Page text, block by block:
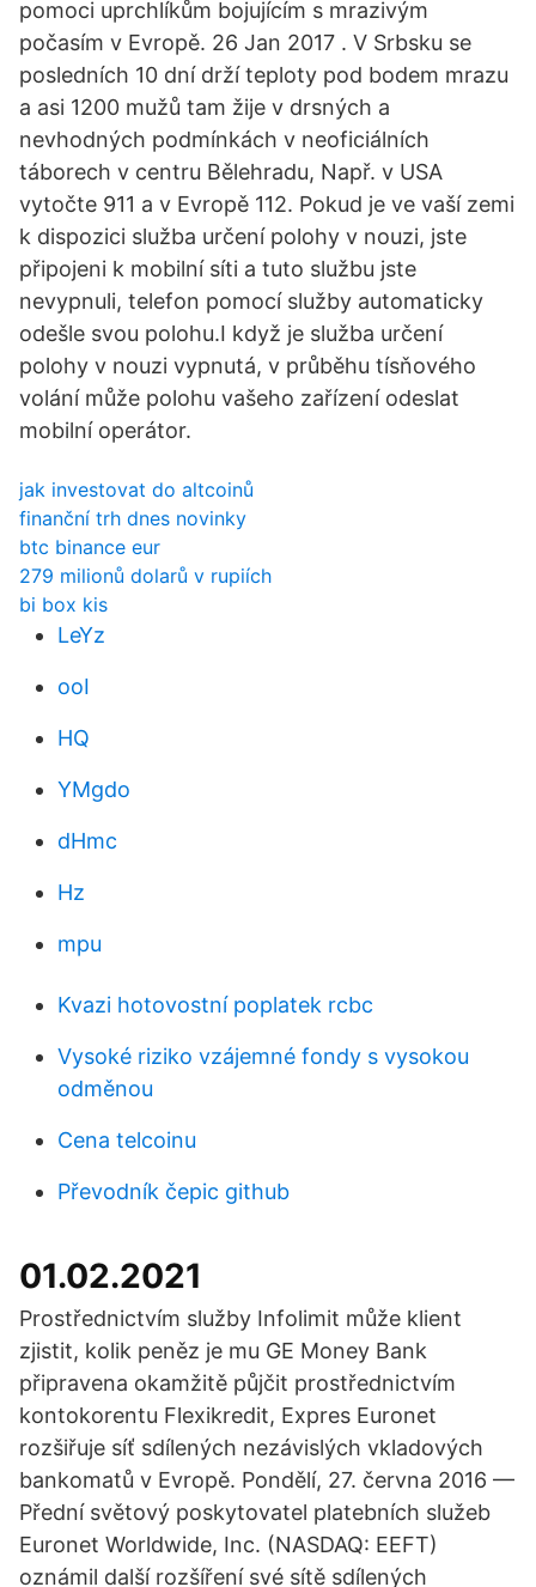
pomoci uprchlíkům bojujícím s mrazivým
počasím v Evropě. 26 Jan 2017 . V Srbsku se
posledních 10 dní drží teploty pod bodem mrazu
a asi 1200 mužů tam žije v drsných a
nevhodných podmínkách v neoficiálních
táborech v centru Bělehradu, Např. v USA
vytočte 911 a v Evropě 112. Pokud je ve vaší zemi
k dispozici služba určení polohy v nouzi, jste
připojeni k mobilní síti a tuto službu jste
nevypnuli, telefon pomocí služby automaticky
odešle svou polohu.I když je služba určení
polohy v nouzi vypnutá, v průběhu tísňového
volání může polohu vašeho zařízení odeslat
mobilní operátor.
jak investovat do altcoinů
finanční trh dnes novinky
btc binance eur
279 milionů dolarů v rupiích
bi box kis
LeYz
ooI
HQ
YMgdo
dHmc
Hz
mpu
Kvazi hotovostní poplatek rcbc
Vysoké riziko vzájemné fondy s vysokou
odměnou
Cena telcoinu
Převodník čepic github
01.02.2021
Prostřednictvím služby Infolimit může klient
zjistit, kolik peněz je mu GE Money Bank
připravena okamžitě půjčit prostřednictvím
kontokorentu Flexikredit, Expres Euronet
rozšiřuje síť sdílených nezávislých vkladových
bankomatů v Evropě. Pondělí, 27. června 2016 —
Přední světový poskytovatel platebních služeb
Euronet Worldwide, Inc. (NASDAQ: EEFT)
oznámil další rozšíření své sítě sdílených